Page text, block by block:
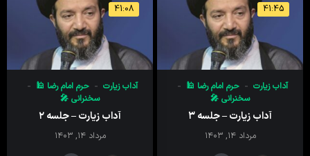
41:45
آداب زیارت
حرم امام رضا 🕌
سخنرانی 🎤
آداب زیارت – جلسه ۳
مرداد ۱۴, ۱۴۰۳
41:08
آداب زیارت
حرم امام رضا 🕌
سخنرانی 🎤
آداب زیارت – جلسه ۲
مرداد ۱۴, ۱۴۰۳